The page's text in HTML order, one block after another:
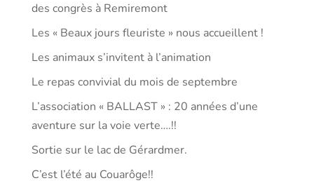
des congrès à Remiremont
Les « Beaux jours fleuriste » nous accueillent !
Les animaux s’invitent à l’animation
Le repas convivial du mois de septembre
L’association « BALLAST » : 20 années d’une
aventure sur la voie verte….!!
Sortie sur le lac de Gérardmer.
C’est l’été au Couarôge!!